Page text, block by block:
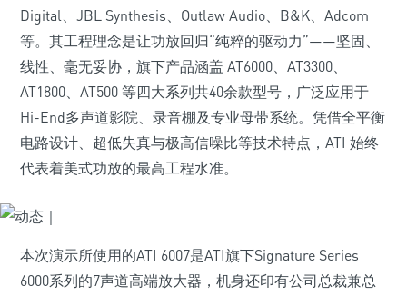
Digital、JBL Synthesis、Outlaw Audio、B&K、Adcom
等。其工程理念是让功放回归“纯粹的驱动力”——坚固、
线性、毫无妥协，旗下产品涵盖 AT6000、AT3300、
AT1800、AT500 等四大系列共40余款型号，广泛应用于
Hi-End多声道影院、录音棚及专业母带系统。凭借全平衡
电路设计、超低失真与极高信噪比等技术特点，ATI 始终
代表着美式功放的最高工程水准。
本次演示所使用的ATI 6007是ATI旗下Signature Series
6000系列的7声道高端放大器，机身还印有公司总裁兼总